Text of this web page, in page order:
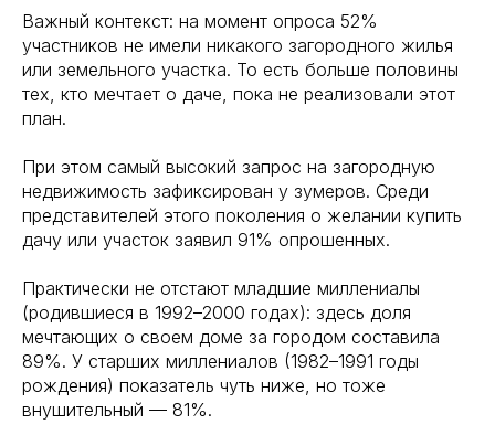
Важный контекст: на момент опроса 52%
участников не имели никакого загородного жилья
или земельного участка. То есть больше половины
тех, кто мечтает о даче, пока не реализовали этот
план.
При этом самый высокий запрос на загородную
недвижимость зафиксирован у зумеров. Среди
представителей этого поколения о желании купить
дачу или участок заявил 91% опрошенных.
Практически не отстают младшие миллениалы
(родившиеся в 1992–2000 годах): здесь доля
мечтающих о своем доме за городом составила
89%. У старших миллениалов (1982–1991 годы
рождения) показатель чуть ниже, но тоже
внушительный — 81%.